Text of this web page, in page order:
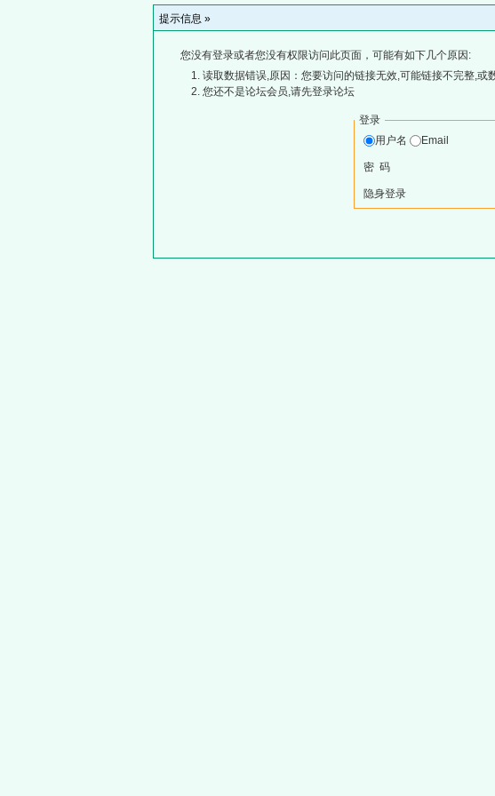
提示信息 »
您没有登录或者您没有权限访问此页面，可能有如下几个原因:
读取数据错误,原因：您要访问的链接无效,可能链接不完整,或
您还不是论坛会员,请先登录论坛
登录
用户名
Email
密 码
隐身登录